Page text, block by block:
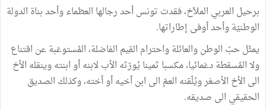
برحيل العربي الملاّخ، فقدت تونس أحد رجالها العظماء وأحد بناة الدولة
الوطنيّة وأحد أوفى إطاراتها.
يمثّل حبّ الوطن والعائلة واحترام القيم الفاضلة، المُستوعَبة عن اقتناع
ولا المُسقطة دغمائيا، مكسبا ثمينا يُورّثه الأب لابنه أو ابنته وينقله الأخ
الى الأخ الأصغر ويُلّقنه العمّ الى ابن أخيه أو أخته، وكذلك الصديق
الحقيقي الى صديقه.